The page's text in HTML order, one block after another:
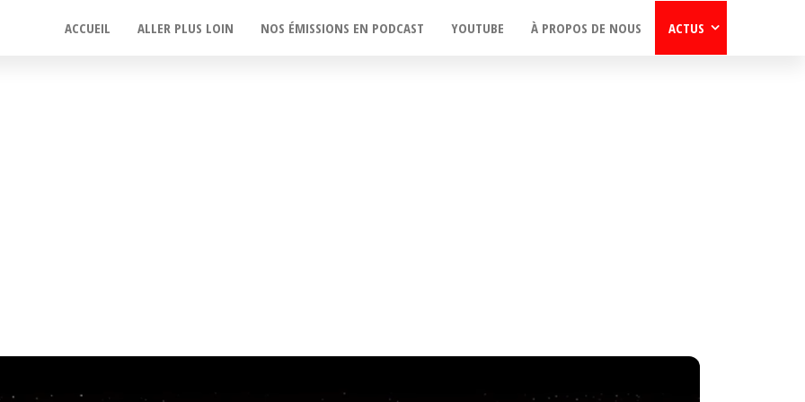
ACCUEIL ALLER PLUS LOIN NOS ÉMISSIONS EN PODCAST YOUTUBE À PROPOS DE NOUS ACTUS